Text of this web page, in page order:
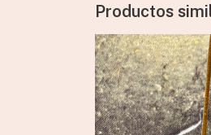
Productos